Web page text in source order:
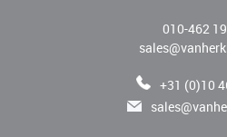
010-462
+31 (0)10